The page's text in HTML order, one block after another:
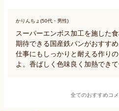
かりんちょ(50代・男性)
スーパーエンボス加工を施した
期待できる国産鉄パンがおすす
仕事にもしっかりと耐える作り
よ。香ばしく色味良く加熱でき
全てのおすすめコメ